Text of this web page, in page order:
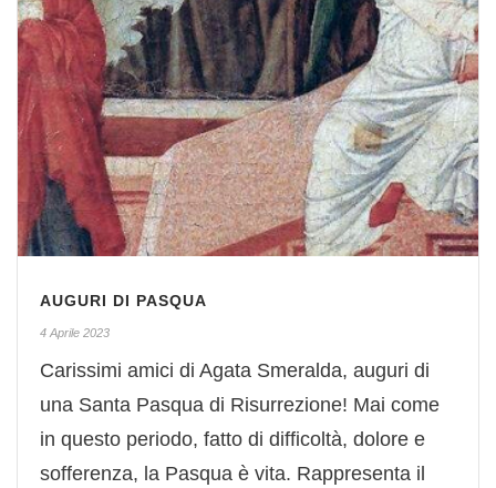
AUGURI DI PASQUA
4 Aprile 2023
Carissimi amici di Agata Smeralda, auguri di
una Santa Pasqua di Risurrezione! Mai come
in questo periodo, fatto di difficoltà, dolore e
sofferenza, la Pasqua è vita. Rappresenta il